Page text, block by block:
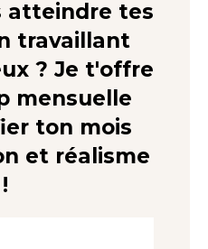
atteindre tes
travaillant
? Je t'offre
mensuelle
ton mois
et réalisme
!